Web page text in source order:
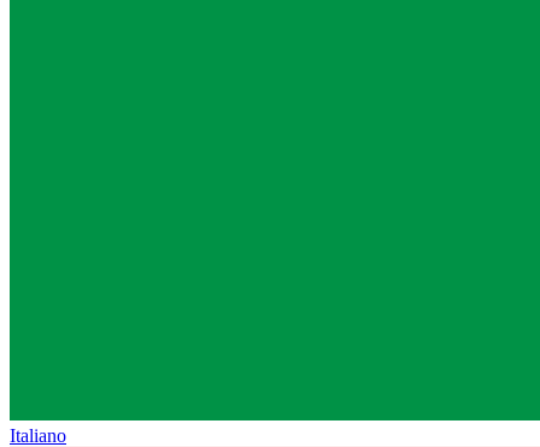
Italiano